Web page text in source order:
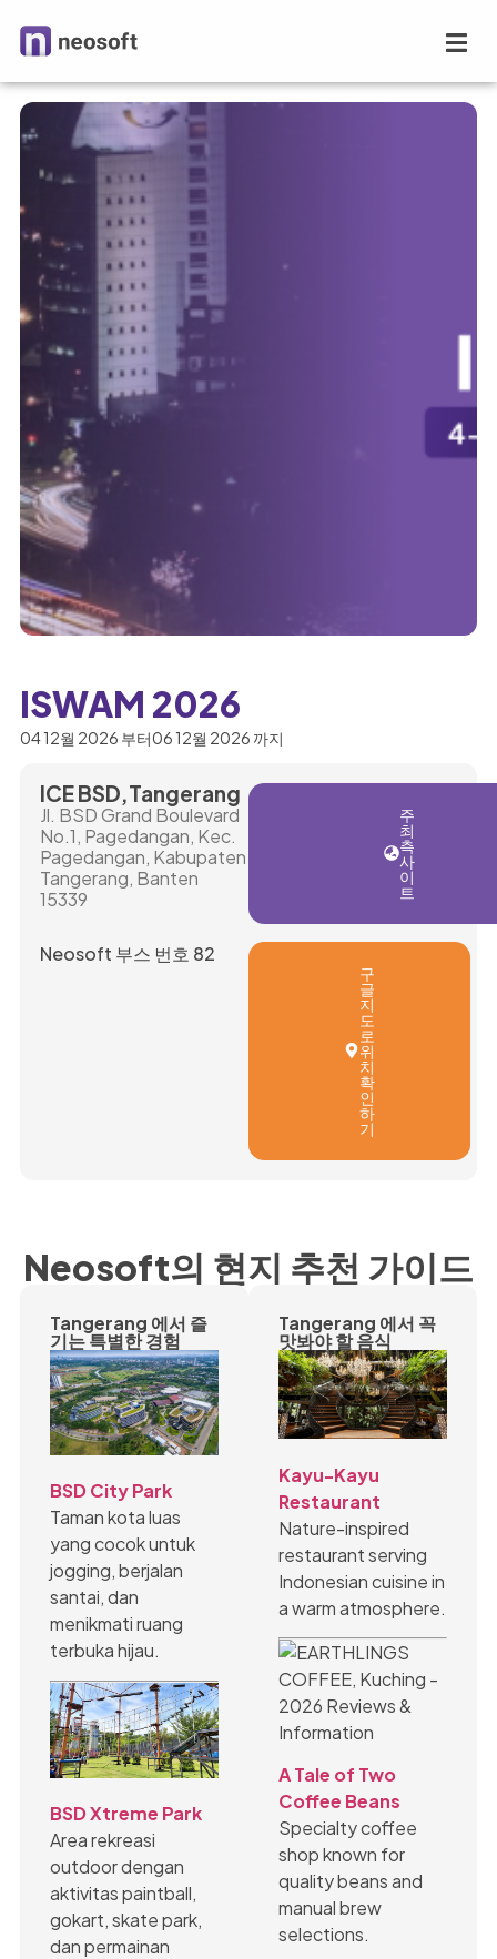
ISWAM 2026
04 12월 2026 부터06 12월 2026 까지
ICE BSD,Tangerang
Jl. BSD Grand Boulevard
No.1, Pagedangan, Kec.
Pagedangan, Kabupaten
Tangerang, Banten
15339
Neosoft 부스 번호 82
주
최
측
사
이
트
구
글
지
도
로
위
치
확
인
하
기
Neosoft의 현지 추천 가이드
Tangerang 에서 즐
기는 특별한 경험
BSD City Park
Taman kota luas
yang cocok untuk
jogging, berjalan
santai, dan
menikmati ruang
terbuka hijau.
BSD Xtreme Park
Area rekreasi
outdoor dengan
aktivitas paintball,
gokart, skate park,
dan permainan
Tangerang 에서 꼭
맛봐야 할 음식
Kayu-Kayu
Restaurant
Nature-inspired
restaurant serving
Indonesian cuisine in
a warm atmosphere.
A Tale of Two
Coffee Beans
Specialty coffee
shop known for
quality beans and
manual brew
selections.